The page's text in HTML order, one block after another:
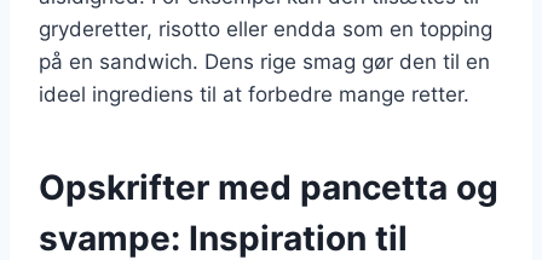
gryderetter, risotto eller endda som en topping
på en sandwich. Dens rige smag gør den til en
ideel ingrediens til at forbedre mange retter.
Opskrifter med pancetta og
svampe: Inspiration til